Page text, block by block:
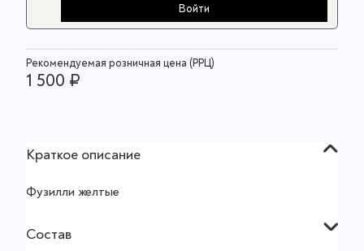
Войти
Рекомендуемая розничная цена (РРЦ)
1 500 ₽
Краткое описание
Фузилли желтые
Состав